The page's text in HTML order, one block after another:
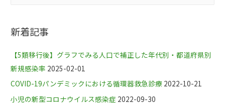
新着記事
【5類移行後】グラフでみる人口で補正した年代別・都道府県別
新規感染率 2025-02-01
COVID-19パンデミックにおける循環器救急診療 2022-10-21
小児の新型コロナウイルス感染症 2022-09-30